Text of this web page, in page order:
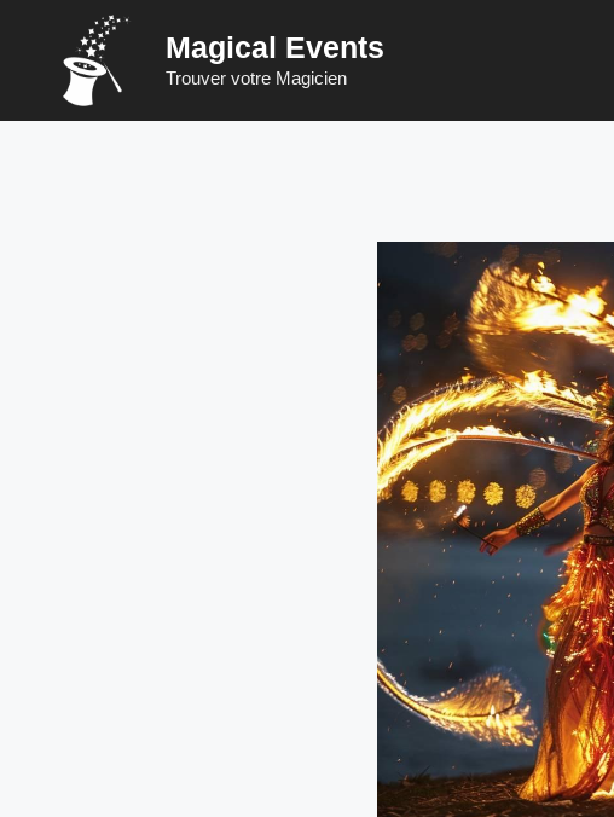
contenuto
Magical Events
Trouver votre Magicien